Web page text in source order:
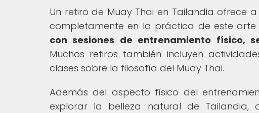
Un retiro de Muay Thai en Tailandia ofrece
completamente en la práctica de este arte
con sesiones de entrenamiento físico,
Muchos retiros también incluyen
clases sobre la filosofía del Muay Thai.
Además del aspecto físico del
explorar la belleza natural de